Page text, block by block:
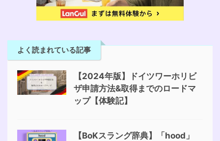
よく読まれている記事
【2024年版】ドイツワーホリビ
ザ申請方法&取得までのロードマ
ップ【体験記】
【BoKスラング辞典】「hood」